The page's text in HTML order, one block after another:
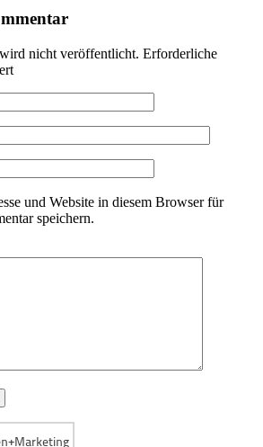
nicht veröffentlicht. Erforderliche
und Website in diesem Browser für
speichern.